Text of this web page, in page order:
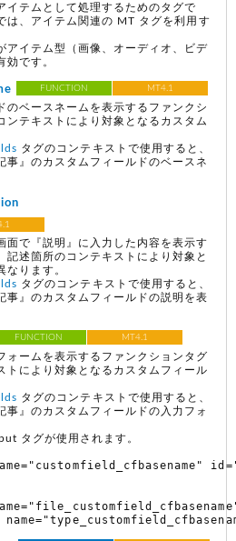
イテムとして処理するためのタグで
は、アイテム関連の MT タグを利用す
アイテム型（画像、オーディオ、ビデ
効です。
FUNCTION MT4.1
のベースネームを表示するファンクシ
ンテキストにより対象となるカスタム
タグのコンテキストで使用すると、
事』のカスタムフィールドのベースネ
面で『説明』に入力した内容を表示す
記述箇所のコンテキストにより対象と
なります。
タグのコンテキストで使用すると、
事』のカスタムフィールドの説明を表
FUNCTION MT4.1
ォームを表示するファンクションタグ
トにより対象となるカスタムフィール
タグのコンテキストで使用すると、
事』のカスタムフィールドの入力フォ
タグが使用されます。